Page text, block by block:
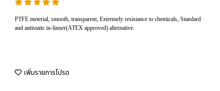
PTFE meterial, smooth, transparent, Extremely resistance to chemicals, Standard
and antistatic in-linner(ATEX approved) alternative.
เพิ่มรายการโปรด